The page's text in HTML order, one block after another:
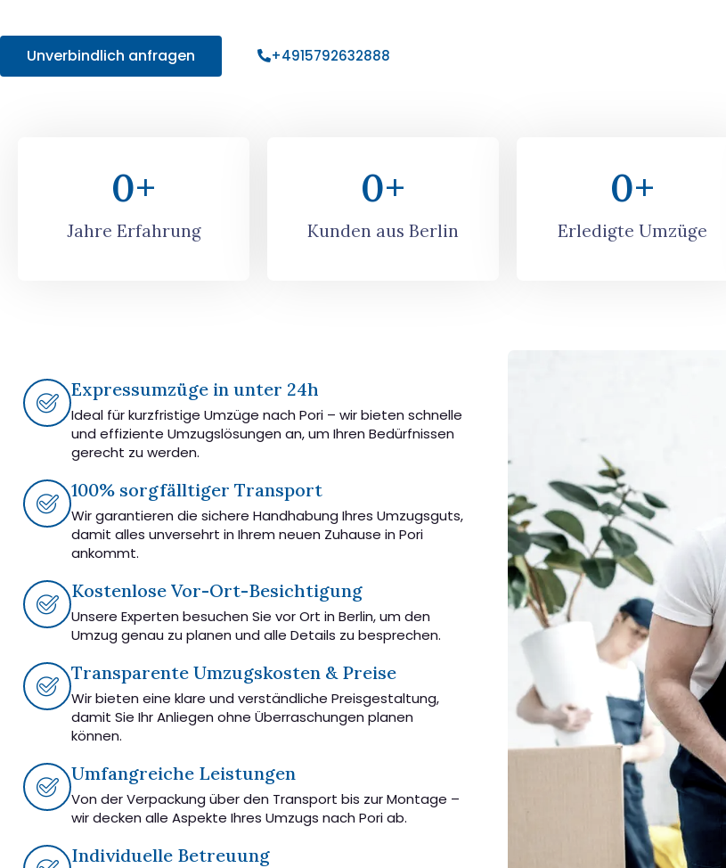
Unverbindlich anfragen +4915792632888
Jahre Erfahrung
0+
Kunden aus Berlin
0+
Erledigte Umzüge
0+
Expressumzüge in unter 24h
Ideal für kurzfristige Umzüge nach Pori – wir bieten schnelle
und effiziente Umzugslösungen an, um Ihren Bedürfnissen
gerecht zu werden.
100% sorgfälltiger Transport
Wir garantieren die sichere Handhabung Ihres Umzugsguts,
damit alles unversehrt in Ihrem neuen Zuhause in Pori
ankommt.
Kostenlose Vor-Ort-Besichtigung
Unsere Experten besuchen Sie vor Ort in Berlin, um den
Umzug genau zu planen und alle Details zu besprechen.
Transparente Umzugskosten & Preise
Wir bieten eine klare und verständliche Preisgestaltung,
damit Sie Ihr Anliegen ohne Überraschungen planen
können.
Umfangreiche Leistungen
Von der Verpackung über den Transport bis zur Montage –
wir decken alle Aspekte Ihres Umzugs nach Pori ab.
Individuelle Betreuung